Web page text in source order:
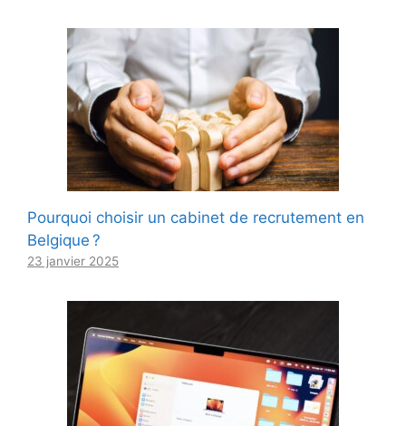
Pourquoi choisir un cabinet de recrutement en
Belgique ?
23 janvier 2025